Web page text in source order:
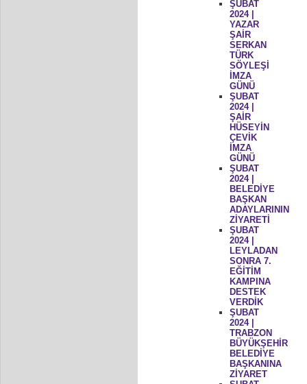
ŞUBAT
2024 |
YAZAR
ŞAİR
SERKAN
TÜRK
SÖYLEŞİ
İMZA
GÜNÜ
ŞUBAT
2024 |
ŞAİR
HÜSEYİN
ÇEVİK
İMZA
GÜNÜ
ŞUBAT
2024 |
BELEDİYE
BAŞKAN
ADAYLARININ
ZİYARETİ
ŞUBAT
2024 |
LEYLADAN
SONRA 7.
EĞİTİM
KAMPINA
DESTEK
VERDİK
ŞUBAT
2024 |
TRABZON
BÜYÜKŞEHİR
BELEDİYE
BAŞKANINA
ZİYARET